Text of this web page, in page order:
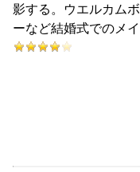
影する。ウエルカム
ーなど結婚式でのメ